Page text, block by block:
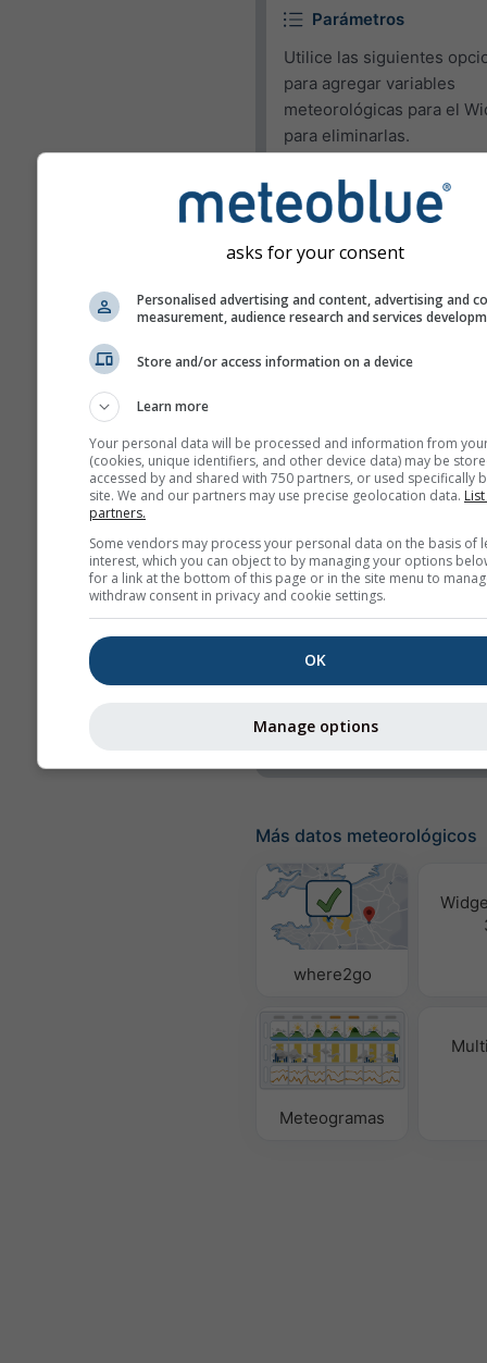
Parámetros
Utilice las siguientes
para agregar variables
meteorológicas para el
para eliminarlas.
Pictograma
Temperatura (max.)
Temperatura (min.)
Velocidad del viento
Dirección del viento
Humedad relativa
Precipitación
precipitación
rainSPOT
Presión
Fondo
Sin fondo: Texto
Más datos meteorológicos
where2go
Meteogramas
asks for your consent
Personalised advertising and content, advertising and
measurement, audience research and services
Store and/or access information on a device
Learn more
Your personal data will be processed and information from
(cookies, unique identifiers, and other device data) may be
accessed by and shared with 750 partners, or used specifically
site. We and our partners may use precise geolocation data.
partners.
Some vendors may process your personal data on the basis of
interest, which you can object to by managing your options
for a link at the bottom of this page or in the site menu to
withdraw consent in privacy and cookie settings.
OK
Manage options